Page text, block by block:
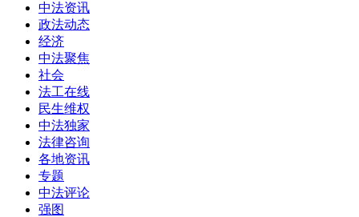
中法资讯
政法动态
经济
中法聚焦
社会
法工在线
民生维权
中法独家
法律咨询
各地资讯
专题
中法评论
强图